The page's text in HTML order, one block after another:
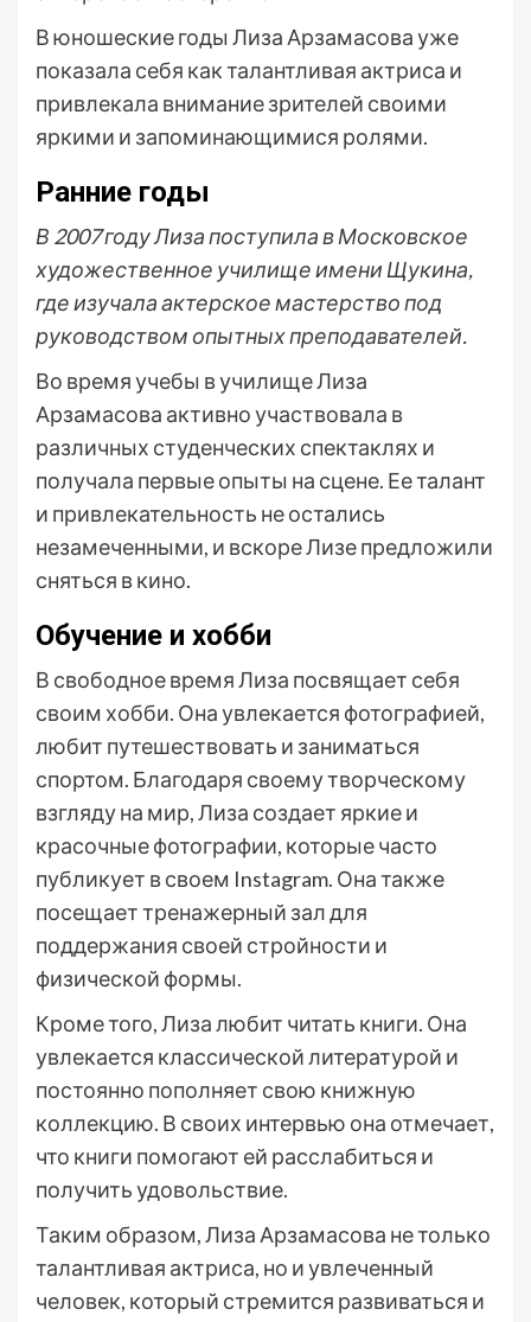
В юношеские годы Лиза Арзамасова уже
показала себя как талантливая актриса и
привлекала внимание зрителей своими
яркими и запоминающимися ролями.
Ранние годы
В 2007 году Лиза поступила в Московское
художественное училище имени Щукина,
где изучала актерское мастерство под
руководством опытных преподавателей.
Во время учебы в училище Лиза
Арзамасова активно участвовала в
различных студенческих спектаклях и
получала первые опыты на сцене. Ее талант
и привлекательность не остались
незамеченными, и вскоре Лизе предложили
сняться в кино.
Обучение и хобби
В свободное время Лиза посвящает себя
своим хобби. Она увлекается фотографией,
любит путешествовать и заниматься
спортом. Благодаря своему творческому
взгляду на мир, Лиза создает яркие и
красочные фотографии, которые часто
публикует в своем Instagram. Она также
посещает тренажерный зал для
поддержания своей стройности и
физической формы.
Кроме того, Лиза любит читать книги. Она
увлекается классической литературой и
постоянно пополняет свою книжную
коллекцию. В своих интервью она отмечает,
что книги помогают ей расслабиться и
получить удовольствие.
Таким образом, Лиза Арзамасова не только
талантливая актриса, но и увлеченный
человек, который стремится развиваться и